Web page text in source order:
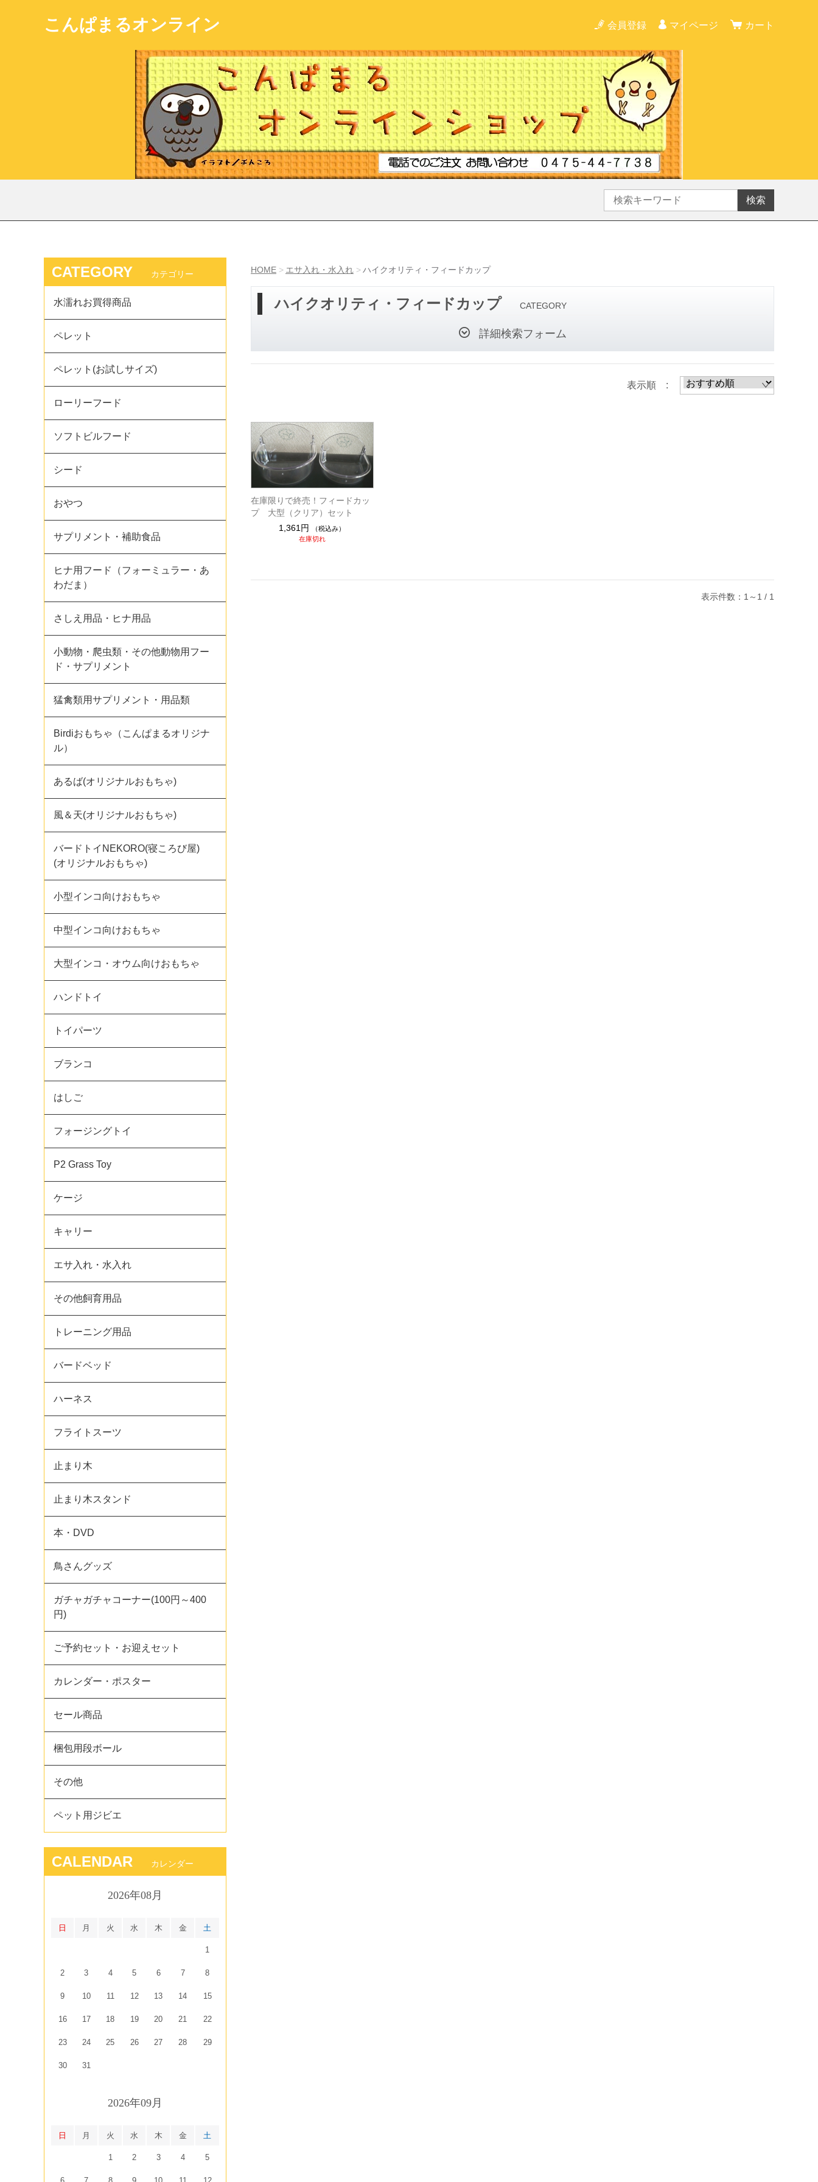
こんぱまるオンライン 会員登録 マイページ カート
検索
HOME エサ入れ・水入れ ハイクオリティ・フィードカップ
ハイクオリティ・フィードカップ CATEGORY
詳細検索フォーム
表示順 :
在庫限りで終売！フィードカッ
プ 大型（クリア）セット
1,361円
（税込み）
在庫切れ
表示件数：1～1 / 1
CATEGORY カテゴリー
水濡れお買得商品
ペレット
ペレット(お試しサイズ)
ローリーフード
ソフトビルフード
シード
おやつ
サプリメント・補助食品
ヒナ用フード（フォーミュラー・あ
わだま）
さしえ用品・ヒナ用品
小動物・爬虫類・その他動物用フー
ド・サプリメント
猛禽類用サプリメント・用品類
Birdiおもちゃ（こんぱまるオリジナ
ル）
あるば(オリジナルおもちゃ)
風＆天(オリジナルおもちゃ)
バードトイNEKORO(寝ころび屋)
(オリジナルおもちゃ)
小型インコ向けおもちゃ
中型インコ向けおもちゃ
大型インコ・オウム向けおもちゃ
ハンドトイ
トイパーツ
ブランコ
はしご
フォージングトイ
P2 Grass Toy
ケージ
キャリー
エサ入れ・水入れ
その他飼育用品
トレーニング用品
バードベッド
ハーネス
フライトスーツ
止まり木
止まり木スタンド
本・DVD
鳥さんグッズ
ガチャガチャコーナー(100円～400
円)
ご予約セット・お迎えセット
カレンダー・ポスター
セール商品
梱包用段ボール
その他
ペット用ジビエ
CALENDAR カレンダー
2026年08月
日 月 火 水 木 金 土
1
2 3 4 5 6 7 8
9 10 11 12 13 14 15
16 17 18 19 20 21 22
23 24 25 26 27 28 29
30 31
2026年09月
日 月 火 水 木 金 土
1 2 3 4 5